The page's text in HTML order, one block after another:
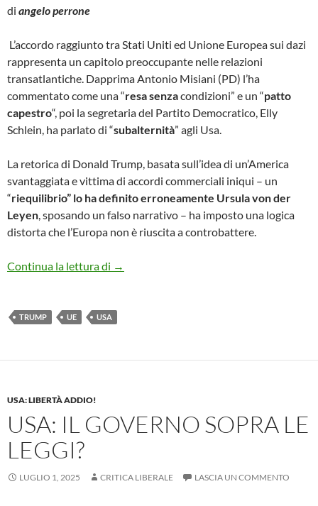
di angelo perrone
L’accordo raggiunto tra Stati Uniti ed Unione Europea sui dazi
rappresenta un capitolo preoccupante nelle relazioni
transatlantiche. Dapprima Antonio Misiani (PD) l’ha
commentato come una “resa senzacondizioni” e un “patto
capestro“, poi la segretaria del Partito Democratico, Elly
Schlein, ha parlato di “subalternità” agli Usa.
La retorica di Donald Trump, basata sull’idea di un’America
svantaggiata e vittima di accordi commerciali iniqui – un
“riequilibrio” lo ha definito erroneamente Ursula von der
Leyen , sposando un falso narrativo – ha imposto una logica
distorta che l’Europa non è riuscita a controbattere.
Continua la lettura di Dazi UE-USA: la resa al bullismo di Trump
→
TRUMP UE USA
USA: LIBERTÀ ADDIO!
USA: IL GOVERNO SOPRA LE
LEGGI?
LUGLIO 1, 2025 CRITICA LIBERALE LASCIA UN COMMENTO